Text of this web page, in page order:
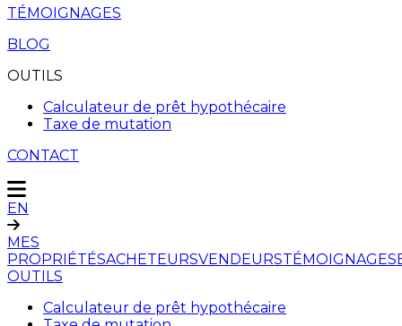
TÉMOIGNAGES
BLOG
OUTILS
Calculateur de prêt hypothécaire
Taxe de mutation
CONTACT
EN
MES
PROPRIÉTÉSACHETEURSVENDEURSTÉMOIGNAGES
OUTILS
Calculateur de prêt hypothécaire